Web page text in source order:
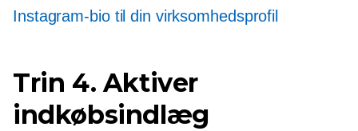
Instagram-bio til din virksomhedsprofil
Trin 4. Aktiver
indkøbsindlæg